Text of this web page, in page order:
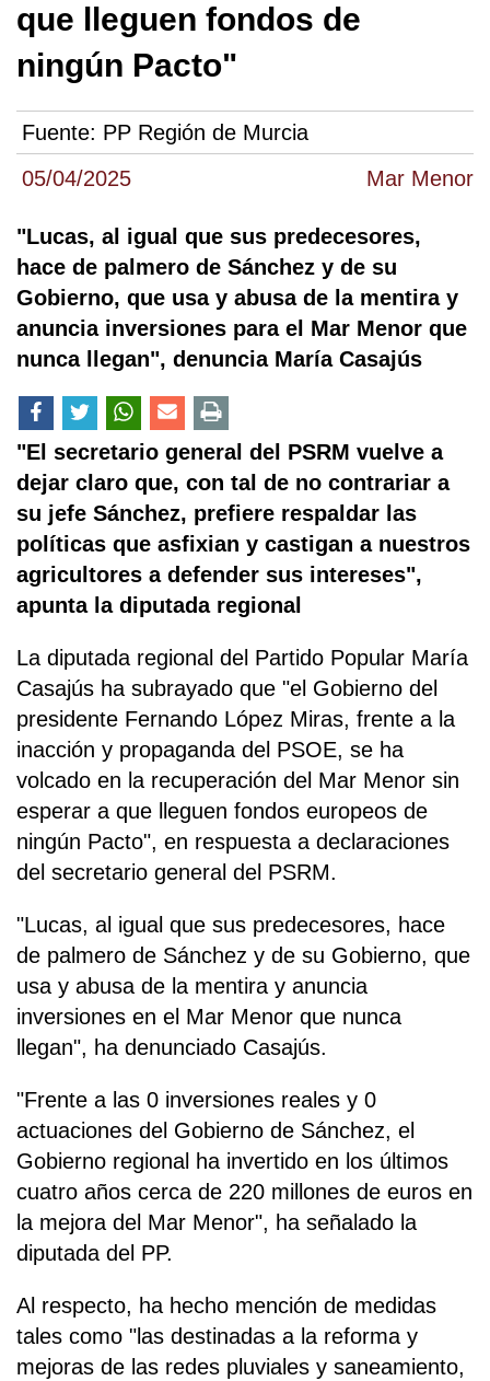
05/04/2025 Mar Menor
que lleguen fondos de
ningún Pacto"
Fuente: PP Región de Murcia
"Lucas, al igual que sus predecesores,
hace de palmero de Sánchez y de su
Gobierno, que usa y abusa de la mentira y
anuncia inversiones para el Mar Menor que
nunca llegan", denuncia María Casajús
"El secretario general del PSRM vuelve a
dejar claro que, con tal de no contrariar a
su jefe Sánchez, prefiere respaldar las
políticas que asfixian y castigan a nuestros
agricultores a defender sus intereses",
apunta la diputada regional
La diputada regional del Partido Popular María
Casajús ha subrayado que "el Gobierno del
presidente Fernando López Miras, frente a la
inacción y propaganda del PSOE, se ha
volcado en la recuperación del Mar Menor sin
esperar a que lleguen fondos europeos de
ningún Pacto", en respuesta a declaraciones
del secretario general del PSRM.
"Lucas, al igual que sus predecesores, hace
de palmero de Sánchez y de su Gobierno, que
usa y abusa de la mentira y anuncia
inversiones en el Mar Menor que nunca
llegan", ha denunciado Casajús.
"Frente a las 0 inversiones reales y 0
actuaciones del Gobierno de Sánchez, el
Gobierno regional ha invertido en los últimos
cuatro años cerca de 220 millones de euros en
la mejora del Mar Menor", ha señalado la
diputada del PP.
Al respecto, ha hecho mención de medidas
tales como "las destinadas a la reforma y
mejoras de las redes pluviales y saneamiento,